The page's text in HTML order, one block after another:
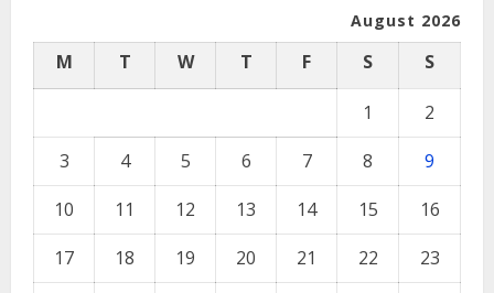
August 2026
M T W T F S S
1
2
3
4 5 6 7 8
9
10
11 12 13 14 15
16
17
18 19 20 21 22
23